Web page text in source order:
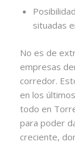
situadas
No es de
empresas
corredor.
en los
todo en
para poder
creciente,